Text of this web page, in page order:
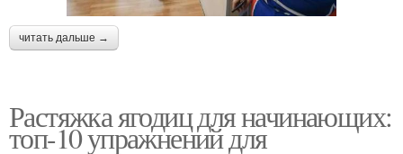
читать дальше →
Растяжка ягодиц для начинающих:
топ-10 упражнений для